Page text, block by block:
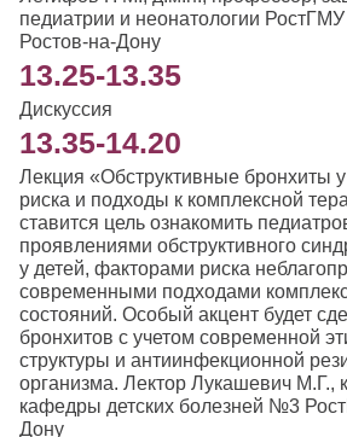
педиатрии и неонатологии
Ростов-на-Дону
13.25-13.35
Дискуссия
13.35-14.20
Лекция «Обструктивные бронхиты
риска и подходы к комплексной
ставится цель ознакомить
проявлениями обструктивного
у детей, факторами риска
современными подходами
состояний. Особый акцент будет
бронхитов с учетом современной
структуры и антиинфекционной
организма. Лектор Лукашевич М.Г.,
кафедры детских болезней №3
Дону